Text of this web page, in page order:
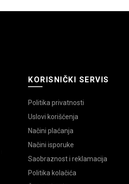
KORISNIČKI SERVIS
Politika privatnosti
Uslovi korišćenja
Načini plaćanja
Načini isporuke
Saobraznost i reklamacija
Politika kolačića